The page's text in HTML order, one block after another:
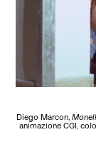
Diego Marcon,
animazione CGI,